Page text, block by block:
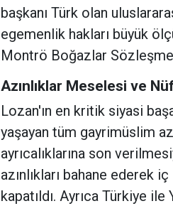
başkanı Türk olan
egemenlik hakları büyük
Montrö Boğazlar
Azınlıklar Meselesi ve
Lozan'ın en kritik siyasi
yaşayan tüm gayrimüslim
ayrıcalıklarına son
azınlıkları bahane ederek
kapatıldı. Ayrıca Türkiye